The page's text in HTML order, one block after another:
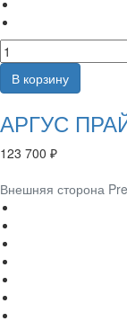
В корзину
АРГУС
123 700 ₽
Внешняя сторона